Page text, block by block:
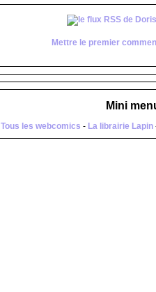
Mettre le premier
Mini
Tous les webcomics - La librairie Lapin